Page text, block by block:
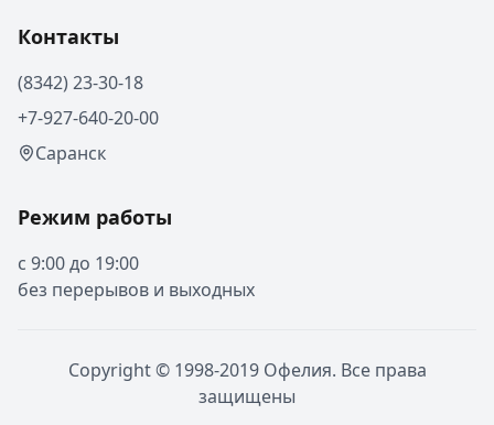
Контакты
(8342) 23-30-18
+7-927-640-20-00
Саранск
Режим работы
с 9:00 до 19:00
без перерывов и выходных
Copyright © 1998-2019 Офелия. Все права
защищены